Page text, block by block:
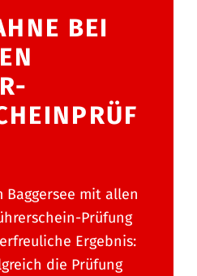
BEI
Baggersee mit allen
Prüfung
Ergebnis:
die Prüfung